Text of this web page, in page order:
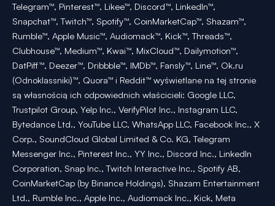
Telegram™, Pinterest™, Likee™, Discord™, LinkedIn™,
Snapchat™, Twitch™, Spotify™, CoinMarketCap™, Shazam™,
Rumble™, Apple Music™, Audiomack™, Kick™, Threads™,
Clubhouse™, Medium™, Kwai™, MixCloud™, Dailymotion™,
DatPiff™, Deezer™, Dribbble™, IMDb™, Fansly™, Line™, Ok.ru
(Odnoklassniki)™, Quora™ i Reddit™ wyświetlane na tej stronie
są własnością ich odpowiednich właścicieli: Google LLC,
Trustpilot Group, Yelp Inc., VerifyPilot Inc., Instagram LLC,
Bytedance Ltd., YouTube LLC, WhatsApp LLC, Facebook Inc., X
Corp., SoundCloud Global Limited & Co. KG, Telegram
Messenger Inc., Pinterest Inc., YY Inc., Discord Inc., LinkedIn
Corporation, Snap Inc., Twitch Interactive Inc., Spotify AB,
CoinMarketCap (by Binance Holdings), Shazam Entertainment
Ltd., Rumble Inc., Apple Inc., Audiomack Inc., Kick, Meta